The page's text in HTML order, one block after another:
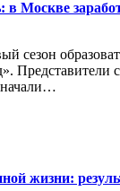
в Москве
сезон
Представители
жизни: